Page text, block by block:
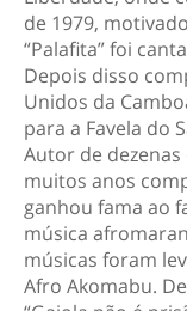
de 1979,
“Palafita” foi
Depois disso
Unidos da
para a Favela do
Autor de
muitos anos
ganhou fama ao
música
músicas foram
Afro Akomabu.